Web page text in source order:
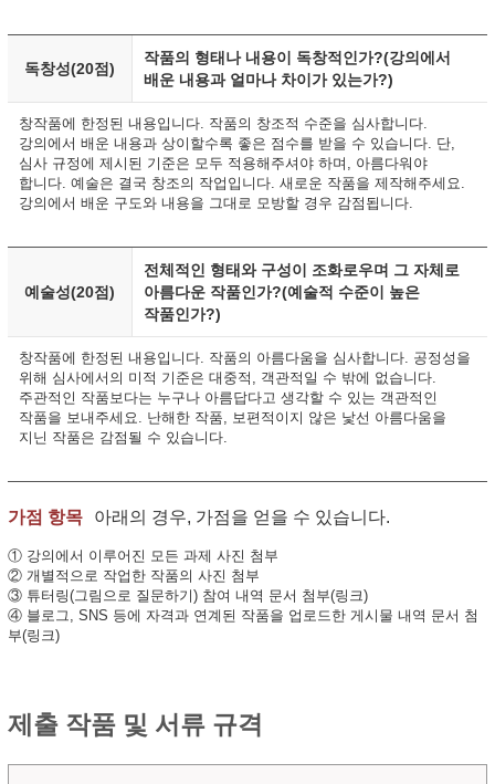
독창성(20점)
작품의 형태나 내용이 독창적인가?(강의에서
배운 내용과 얼마나 차이가 있는가?)
창작품에 한정된 내용입니다. 작품의 창조적 수준을 심사합니다.
강의에서 배운 내용과 상이할수록 좋은 점수를 받을 수 있습니다. 단,
심사 규정에 제시된 기준은 모두 적용해주셔야 하며, 아름다워야
합니다. 예술은 결국 창조의 작업입니다. 새로운 작품을 제작해주세요.
강의에서 배운 구도와 내용을 그대로 모방할 경우 감점됩니다.
예술성(20점)
전체적인 형태와 구성이 조화로우며 그 자체로
아름다운 작품인가?(예술적 수준이 높은
작품인가?)
창작품에 한정된 내용입니다. 작품의 아름다움을 심사합니다. 공정성을
위해 심사에서의 미적 기준은 대중적, 객관적일 수 밖에 없습니다.
주관적인 작품보다는 누구나 아름답다고 생각할 수 있는 객관적인
작품을 보내주세요. 난해한 작품, 보편적이지 않은 낯선 아름다움을
지닌 작품은 감점될 수 있습니다.
가점 항목 아래의 경우, 가점을 얻을 수 있습니다.
① 강의에서 이루어진 모든 과제 사진 첨부
② 개별적으로 작업한 작품의 사진 첨부
③ 튜터링(그림으로 질문하기) 참여 내역 문서 첨부(링크)
④ 블로그, SNS 등에 자격과 연계된 작품을 업로드한 게시물 내역 문서 첨
부(링크)
제출 작품 및 서류 규격